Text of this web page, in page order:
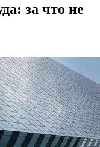
за что не